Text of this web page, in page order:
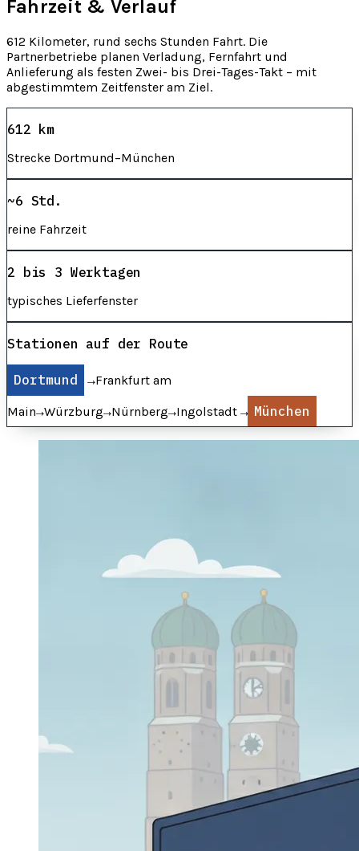
Fahrzeit & Verlauf
612 Kilometer, rund sechs Stunden Fahrt. Die
Partnerbetriebe planen Verladung, Fernfahrt und
Anlieferung als festen Zwei- bis Drei-Tages-Takt – mit
abgestimmtem Zeitfenster am Ziel.
612 km
Strecke Dortmund–München
~6 Std.
reine Fahrzeit
2 bis 3 Werktagen
typisches Lieferfenster
Stationen auf der Route
Dortmund →Frankfurt am
Main→Würzburg→Nürnberg→Ingolstadt → München